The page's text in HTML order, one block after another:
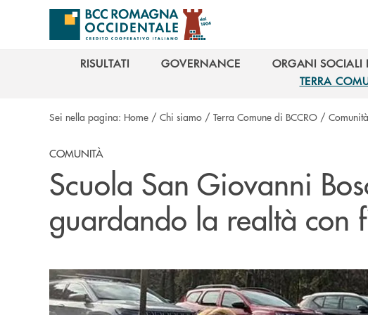
Salta al contenuto principale
RISULTATI
GOVERNANCE
ORGANI SOCIALI
ORGANI SOCIALI
TERRA
Sei nella pagina: Home / Chi siamo / Terra Comune di BCCRO / Comunità
COMUNITÀ
Scuola San Giovanni
guardando la realtà con